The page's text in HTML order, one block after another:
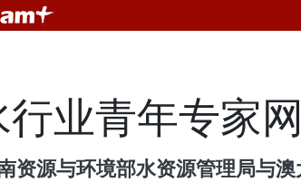
行业青年专家
资源与环境部水资源管理局与